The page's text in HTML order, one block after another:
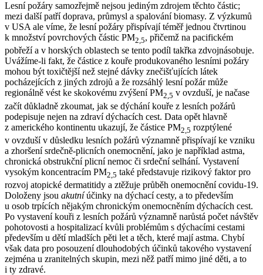
Lesní požáry samozřejmě nejsou jediným zdrojem těchto částic;
mezi další patří doprava, průmysl a spalování biomasy. Z výzkumů
v USA ale víme, že lesní požáry přispívají téměř jednou čtvrtinou
k množství povrchových částic PM2,5, přičemž na pacifickém
pobřeží a v horských oblastech se tento podíl takřka zdvojnásobuje.
Uvážíme-li fakt, že částice z kouře produkovaného lesními požáry
mohou být toxičtější než stejné dávky znečišťujících látek
pocházejících z jiných zdrojů a že rozsáhlý lesní požár může
regionálně vést ke skokovému zvýšení PM2,5 v ovzduší, je načase
začít důkladně zkoumat, jak se dýchání kouře z lesních požárů
podepisuje nejen na zdraví dýchacích cest. Data opět hlavně
z amerického kontinentu ukazují, že částice PM2,5 rozptýlené
v ovzduší v důsledku lesních požárů významně přispívají ke vzniku
a zhoršení srdečně-plicních onemocnění, jako je například astma,
chronická obstrukční plicní nemoc či srdeční selhání. Vystavení
vysokým koncentracím PM2,5 také představuje rizikový faktor pro
rozvoj atopické dermatitidy a ztěžuje průběh onemocnění covidu-19.
Doloženy jsou akutníúčinky na dýchací cesty, a to především
u osob trpících nějakým chronickým onemocněním dýchacích cest.
Po vystavení kouři z lesních požárů významně narůstá počet návštěv
pohotovosti a hospitalizací kvůli problémům s dýchacími cestami
především u dětí mladších pěti let a těch, které mají astma. Chybí
však data pro posouzení dlouhodobých účinků takového vystavení
zejména u zranitelných skupin, mezi něž patří mimo jiné děti, a to
i ty zdravé.